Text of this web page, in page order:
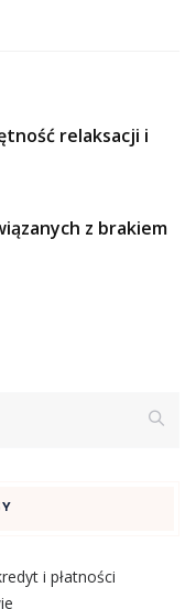
relaksacji i
z brakiem
i płatności